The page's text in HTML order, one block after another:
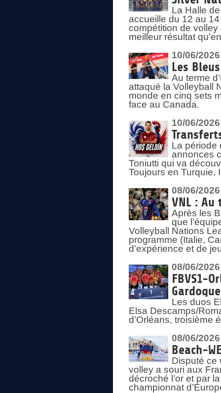
La Halle
accueille du 12 au
compétition de
meilleur résultat
10/06/2026
Les
Au terme
attaqué la Volleyball
monde en cinq sets
face au Canada.
10/06/2026
La période
annonces
Toniutti qui va
Toujours en Turquie,
08/06/2026
VNL : Au
Après les
que
Volleyball Nations
programme (Italie,
d’expérience et de
08/06/2026
FBVS1-
Les duos
Elsa Descamps/
d’Orléans, troisième
08/06/2026
Beach-
Disputé ce
volley a souri aux
décroché l’or et par
championnat